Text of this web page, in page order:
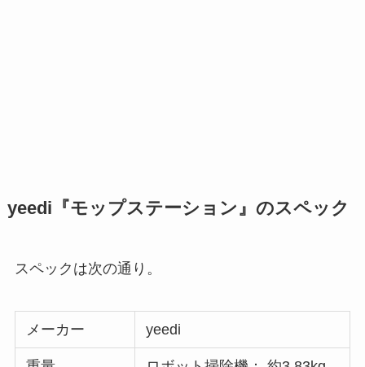
yeedi『モップステーション』のスペック
スペックは次の通り。
メーカー yeedi